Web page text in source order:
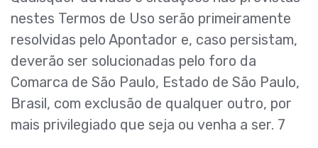
nestes Termos de Uso serão primeiramente
resolvidas pelo Apontador e, caso persistam,
deverão ser solucionadas pelo foro da
Comarca de São Paulo, Estado de São Paulo,
Brasil, com exclusão de qualquer outro, por
mais privilegiado que seja ou venha a ser. 7